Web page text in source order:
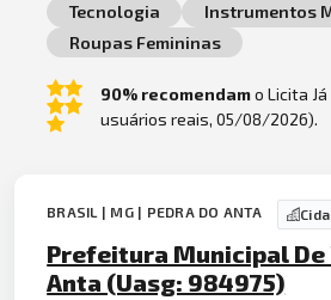
Tecnologia
Instrumentos
Roupas Femininas
90% recomendamo Licita Já
usuários reais, 05/08/2026).
BRASIL | MG | PEDRA DO ANTA
Prefeitura Municipal De
Anta (Uasg: 984975)